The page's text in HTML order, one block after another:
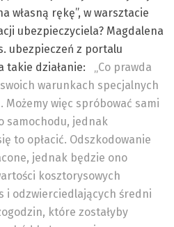
własną rękę”, w warsztacie
ubezpieczyciela? Magdalena
ubezpieczeń z portalu
takie działanie:
„Co prawda
warunkach specjalnych
więc spróbować sami
samochodu, jednak
to opłacić. Odszkodowanie
jednak będzie ono
kosztorysowych
i odzwierciedlających średni
które zostałyby